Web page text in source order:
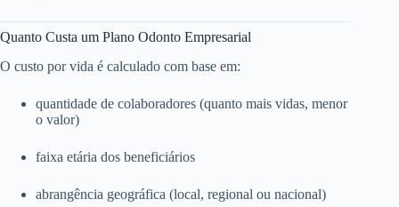
Quanto Custa um Plano Odonto Empresarial
O custo por vida é calculado com base em:
quantidade de colaboradores (quanto mais vidas, menor
o valor)
faixa etária dos beneficiários
abrangência geográfica (local, regional ou nacional)